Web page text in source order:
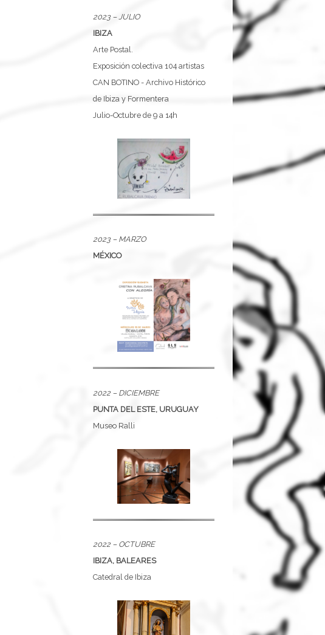
2023 – JULIO
IBIZA
Arte Postal.
Exposición colectiva 104 artistas
CAN BOTINO - Archivo Histórico
de Ibiza y Formentera
Julio-Octubre de 9 a 14h
2023 – MARZO
MÉXICO
2022 – DICIEMBRE
PUNTA DEL ESTE, URUGUAY
Museo Ralli
2022 – OCTUBRE
IBIZA, BALEARES
Catedral de Ibiza